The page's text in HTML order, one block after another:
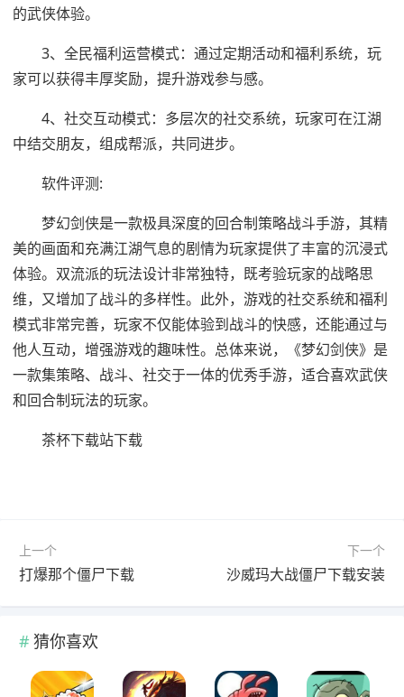
的武侠体验。
3、全民福利运营模式：通过定期活动和福利系统，玩
家可以获得丰厚奖励，提升游戏参与感。
4、社交互动模式：多层次的社交系统，玩家可在江湖
中结交朋友，组成帮派，共同进步。
软件评测:
梦幻剑侠是一款极具深度的回合制策略战斗手游，其精
美的画面和充满江湖气息的剧情为玩家提供了丰富的沉浸式
体验。双流派的玩法设计非常独特，既考验玩家的战略思
维，又增加了战斗的多样性。此外，游戏的社交系统和福利
模式非常完善，玩家不仅能体验到战斗的快感，还能通过与
他人互动，增强游戏的趣味性。总体来说，《梦幻剑侠》是
一款集策略、战斗、社交于一体的优秀手游，适合喜欢武侠
和回合制玩法的玩家。
茶杯下载站下载
上一个
打爆那个僵尸下载
下一个
沙威玛大战僵尸下载安装
猜你喜欢